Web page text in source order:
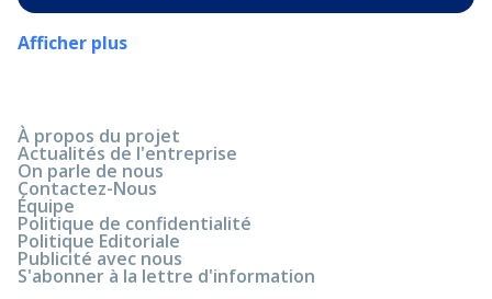
Afficher plus
À propos du projet
Actualités de l'entreprise
On parle de nous
Contactez-Nous
Équipe
Politique de confidentialité
Politique Editoriale
Publicité avec nous
S'abonner à la lettre d'information